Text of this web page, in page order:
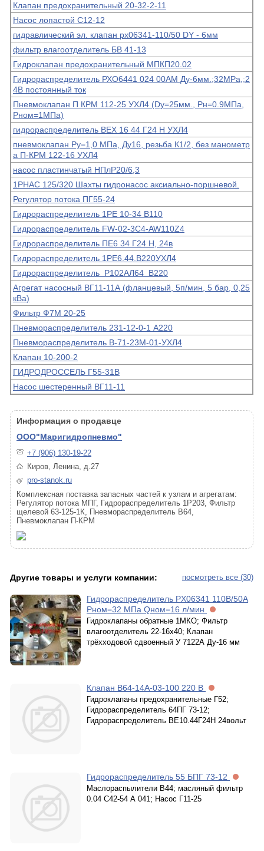
Клапан предохранительный 20-32-2-11
Насос лопастой С12-12
гидравлический эл. клапан рх06341-110/50 DY - 6мм
фильтр влагоотделитель БВ 41-13
Гидроклапан предохранительный МПКП20.02
Гидрораспределитель РХО6441 024 00АМ Ду-6мм.;32МРа,;2
4В постоянный ток
Пневмоклапан П КРМ 112-25 УХЛ4 (Dу=25мм., Рн=0.9МПа,
Рном=1МПа)
гидрораспределитель ВЕХ 16 44 Г24 Н УХЛ4
пневмоклапан Ру=1,0 МПа, Ду16, резьба К1/2, без манометр
а П-КРМ 122-16 УХЛ4
насос пластинчатый НПлР20/6,3
1РНАС 125/320 Шахты гидронасос аксиально-поршневой.
Регулятор потока ПГ55-24
Гидрораспределитель 1РЕ 10-34 В110
Гидрораспределитель FW-02-3C4-AW110Z4
Гидрораспределитель ПЕ6 34 Г24 Н, 24в
Гидрораспределитель 1РЕ6.44.В220УХЛ4
Гидрораспределитель Р102АЛ64 В220
Агрегат насосный ВГ11-11А (фланцевый, 5п/мин, 5 бар, 0,25
кВа)
Фильтр Ф7М 20-25
Пневмораспределитель 231-12-0-1 А220
Пневмораспределитель В-71-23М-01-УХЛ4
Клапан 10-200-2
ГИДРОДРОССЕЛЬ Г55-31В
Насос шестеренный ВГ11-11
Информация о продавце
ООО"Маригидропневмо"
+7 (906) 130-19-22
Киров, Ленина, д.27
pro-stanok.ru
Комплексная поставка запасных частей к узлам и агрегатам:
Регулятор потока МПГ, Гидрораспределитель 1Р203, Фильтр
щелевой 63-125-1К, Пневмораспределитель В64,
Пневмоклапан П-КРМ
посмотреть все (30)
Другие товары и услуги компании:
Гидрораспределитель PX06341 110В/50А
Рном=32 МПа Qном=16 л/мин
Гидроклапаны обратные 1МКО; Фильтр
влагоотделитель 22-16х40; Клапан
трёхходовой сдвоенный У 7122А Ду-16 мм
Клапан В64-14А-03-100 220 В
Гидроклапаны предохранительные Г52;
Гидрораспределитель 64ПГ 73-12;
Гидрораспределитель ВЕ10.44Г24Н 24вольт
Гидрораспределитель 55 БПГ 73-12
Маслораспылители В44; масляный фильтр
0.04 С42-54 А 041; Насос Г11-25